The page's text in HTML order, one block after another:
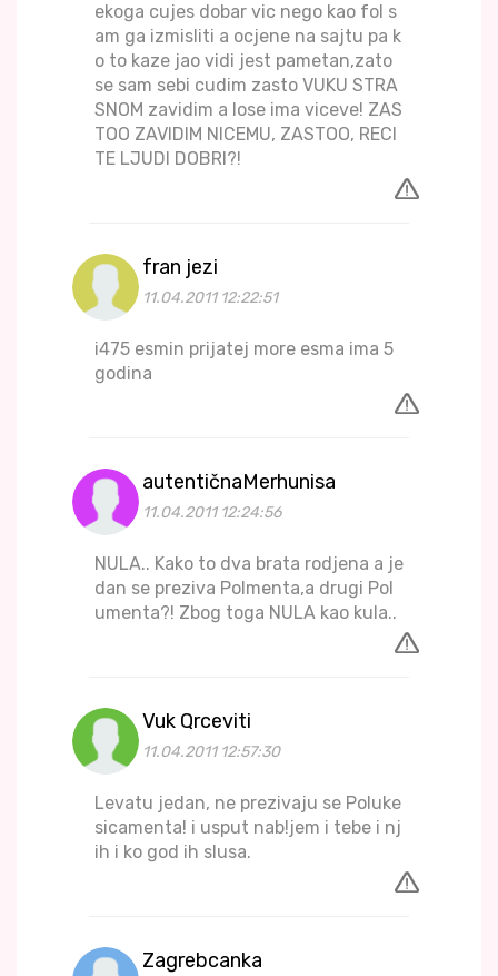
ekoga cujes dobar vic nego kao fol s
am ga izmisliti a ocjene na sajtu pa k
o to kaze jao vidi jest pametan,zato
se sam sebi cudim zasto VUKU STRA
SNOM zavidim a lose ima viceve! ZAS
TOO ZAVIDIM NICEMU, ZASTOO, RECI
TE LJUDI DOBRI?!
fran jezi
11.04.2011 12:22:51
i475 esmin prijatej more esma ima 5
godina
autentičnaMerhunisa
11.04.2011 12:24:56
NULA.. Kako to dva brata rodjena a je
dan se preziva Polmenta,a drugi Pol
umenta?! Zbog toga NULA kao kula..
Vuk Qrceviti
11.04.2011 12:57:30
Levatu jedan, ne prezivaju se Poluke
sicamenta! i usput nab!jem i tebe i nj
ih i ko god ih slusa.
Zagrebcanka